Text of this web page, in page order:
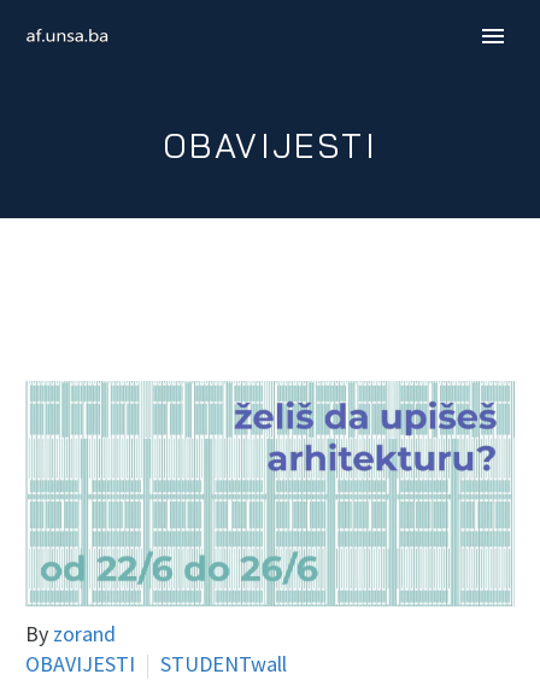
ENGLISH
OBAVIJESTI
By zorand
OBAVIJESTI
STUDENTwall